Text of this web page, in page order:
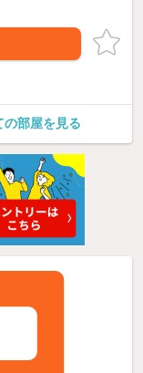
部屋を見る